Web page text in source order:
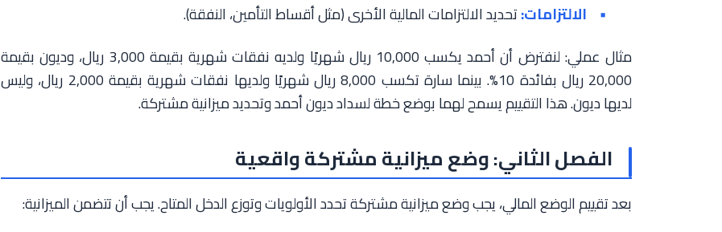
الالتزامات:تحديد الالتزامات المالية الأخرى (مثل أقساط التأمين، النفقة).
مثال عملي: لنفترض أن أحمد يكسب 10,000 ريال شهريًا ولديه نفقات شهرية بقيمة 3,000 ريال، وديون بقيمة
20,000 ريال بفائدة 10%. بينما سارة تكسب 8,000 ريال شهريًا ولديها نفقات شهرية بقيمة 2,000 ريال، وليس
لديها ديون. هذا التقييم يسمح لهما بوضع خطة لسداد ديون أحمد وتحديد ميزانية مشتركة.
الفصل الثاني: وضع ميزانية مشتركة واقعية
بعد تقييم الوضع المالي، يجب وضع ميزانية مشتركة تحدد الأولويات وتوزع الدخل المتاح. يجب أن تتضمن الميزانية: